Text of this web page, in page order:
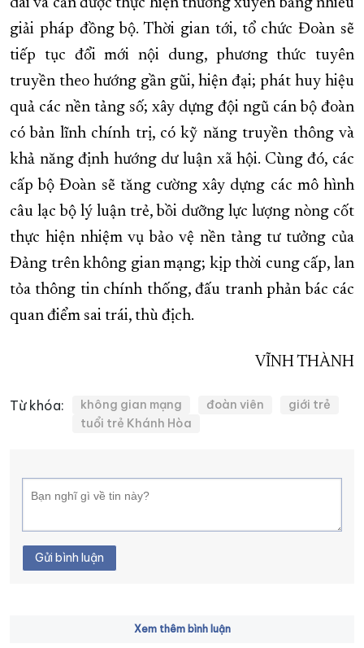
dài và cần được thực hiện thường xuyên bằng nhiều
giải pháp đồng bộ. Thời gian tới, tổ chức Đoàn sẽ
tiếp tục đổi mới nội dung, phương thức tuyên
truyền theo hướng gần gũi, hiện đại; phát huy hiệu
quả các nền tảng số; xây dựng đội ngũ cán bộ đoàn
có bản lĩnh chính trị, có kỹ năng truyền thông và
khả năng định hướng dư luận xã hội. Cùng đó, các
cấp bộ Đoàn sẽ tăng cường xây dựng các mô hình
câu lạc bộ lý luận trẻ, bồi dưỡng lực lượng nòng cốt
thực hiện nhiệm vụ bảo vệ nền tảng tư tưởng của
Đảng trên không gian mạng; kịp thời cung cấp, lan
tỏa thông tin chính thống, đấu tranh phản bác các
quan điểm sai trái, thù địch.
VĨNH THÀNH
Từ khóa: không gian mạng đoàn viên
giới trẻ
tuổi trẻ Khánh Hòa
Gửi bình luận
Xem thêm bình luận